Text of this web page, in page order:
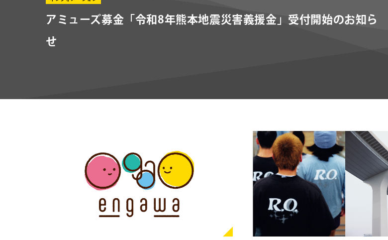
アミューズ募金「令和8年熊本地震災害義援金」受付開始のお知ら
せ